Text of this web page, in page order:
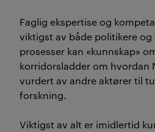
Faglig ekspertise og
viktigst av både politikere og
prosesser kan «kunnskap»
korridorsladder om hvordan
vurdert av andre aktører til
forskning.
Viktigst av alt er imidlertid